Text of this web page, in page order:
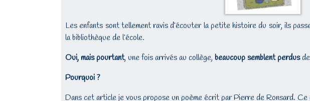
Les enfants sont tellement ravis d’écouter la petite histoire du soir, ils
la bibliothèque de l’école.
Oui, mais pourtant, une fois arrivés au collège,beaucoup semblent perdus
Pourquoi ?
Dans cet article je vous propose un poème écrit par Pierre de Ronsard.